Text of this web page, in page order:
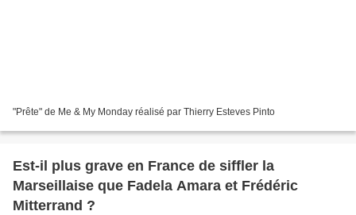
"Prête" de Me & My Monday réalisé par Thierry Esteves Pinto
Est-il plus grave en France de siffler la
Marseillaise que Fadela Amara et Frédéric
Mitterrand ?